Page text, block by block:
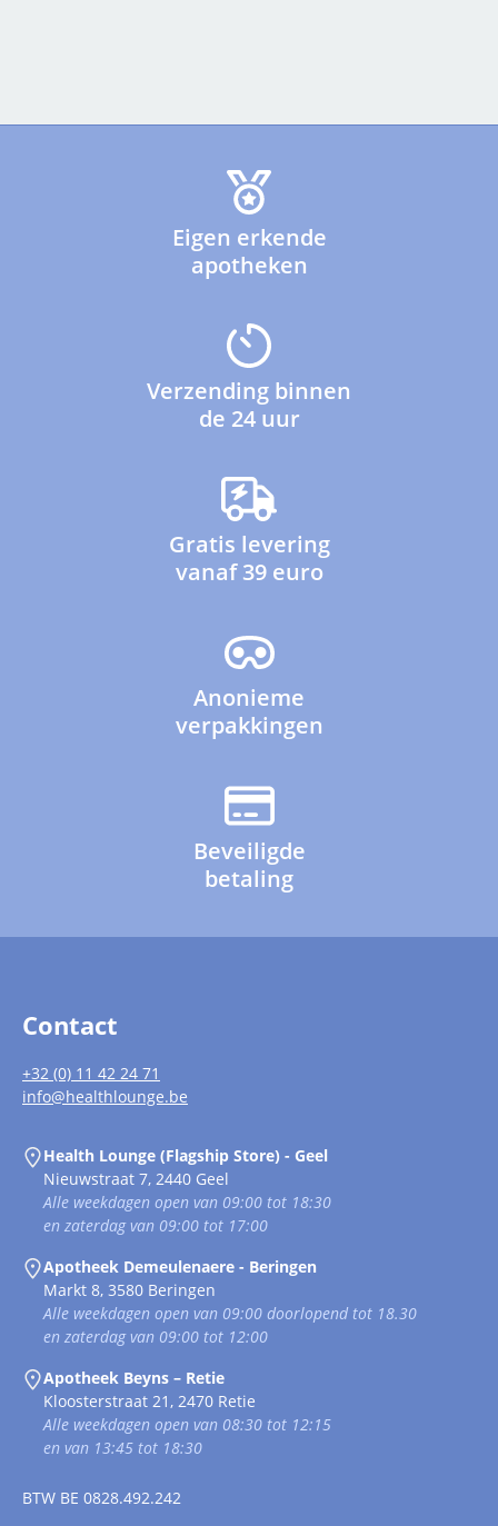
Eigen erkende
apotheken
Verzending binnen
de 24 uur
Gratis levering
vanaf 39 euro
Anonieme
verpakkingen
Beveiligde
betaling
Contact
+32 (0) 11 42 24 71
info@healthlounge.be
Health Lounge (Flagship Store) - Geel
Nieuwstraat 7, 2440 Geel
Alle weekdagen open van 09:00 tot 18:30
en zaterdag van 09:00 tot 17:00
Apotheek Demeulenaere - Beringen
Markt 8, 3580 Beringen
Alle weekdagen open van 09:00 doorlopend tot 18.30
en zaterdag van 09:00 tot 12:00
Apotheek Beyns – Retie
Kloosterstraat 21, 2470 Retie
Alle weekdagen open van 08:30 tot 12:15
en van 13:45 tot 18:30
BTW BE 0828.492.242